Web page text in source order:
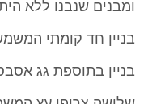
ומבנים שנבנו ללא היתר
בניין חד קומתי
בניין בתוספת גג